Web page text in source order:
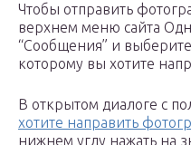
Чтобы отправить
верхнем меню сайта
“Сообщения” и
которому вы хотите
В открытом диалоге с
хотите направить
нижнем углу нажать на